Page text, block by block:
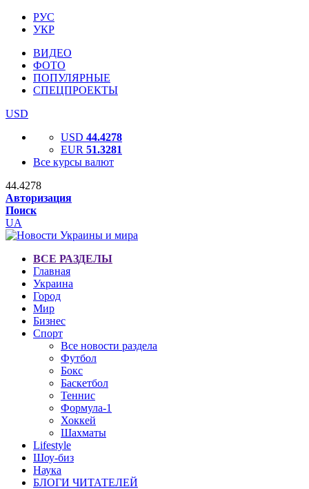
РУС
УКР
ВИДЕО
ФОТО
ПОПУЛЯРНЫЕ
СПЕЦПРОЕКТЫ
USD
USD 44.4278
EUR 51.3281
Все курсы валют
44.4278
Авторизация
Поиск
UA
ВСЕ РАЗДЕЛЫ
Главная
Украина
Город
Мир
Бизнес
Спорт
Все новости раздела
Футбол
Бокс
Баскетбол
Теннис
Формула-1
Хоккей
Шахматы
Lifestyle
Шоу-биз
Наука
БЛОГИ ЧИТАТЕЛЕЙ